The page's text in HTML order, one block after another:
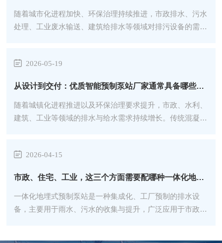
查，评估磨损程度并制定更换计划。...
随着城市化进程加快、环保治理持续推进，市政排水、污水
处理、工业废水输送、建筑给排水等领域对排污设备的需求
配性、产品稳定性、制造能力、售后响应等因素综合判断，
2026-05-19
从设计到交付：优质智能预制泵站厂家通常具备哪些特点
随着城镇化进程推进以及环保治理要求提升，市政、水利、
建筑、工业等领域的排水与给水需求持续增长。传统混凝土
泵站得到较多应用，其在缩短工期、减少土建工作量、实现
2026-04-15
市政、住宅、工业，这三个方面需要配哪种一体化地埋式预制泵站
一体化地埋式预制泵站‌是一种集成化、工厂预制的排水设
备，主要用于雨水、污水的收集与提升，广泛应用于市政排